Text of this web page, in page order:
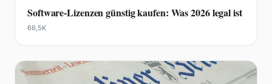
Software-Lizenzen günstig kaufen: Was 2026 legal ist
66,5K